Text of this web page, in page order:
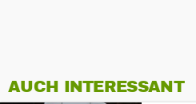
AUCH INTERESSANT